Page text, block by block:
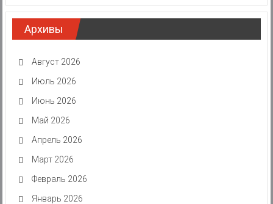
Архивы
Август 2026
Июль 2026
Июнь 2026
Май 2026
Апрель 2026
Март 2026
Февраль 2026
Январь 2026